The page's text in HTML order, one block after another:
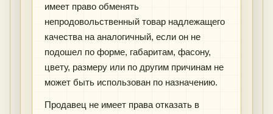
имеет право обменять
непродовольственный товар надлежащего
качества на аналогичный, если он не
подошел по форме, габаритам, фасону,
цвету, размеру или по другим причинам не
может быть использован по назначению.
Продавец не имеет права отказать в